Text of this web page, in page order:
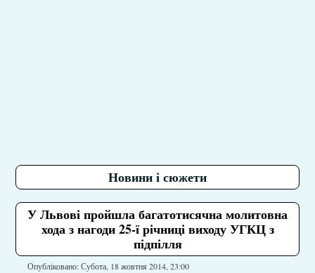
Новини і сюжети
У Львові пройшла багатотисячна молитовна
хода з нагоди 25-ї річниці виходу УГКЦ з
підпілля
Опубліковано: Субота, 18 жовтня 2014, 23:00